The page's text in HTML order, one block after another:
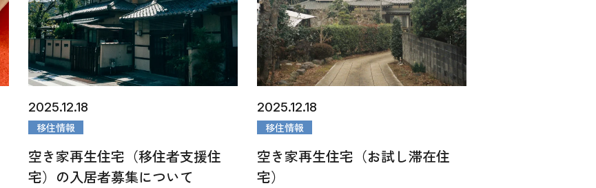
2025.12.18
移住情報
空き家再生住宅（移住者支援住
宅）の入居者募集について
2025.12.18
移住情報
空き家再生住宅（お試し滞在住
宅）